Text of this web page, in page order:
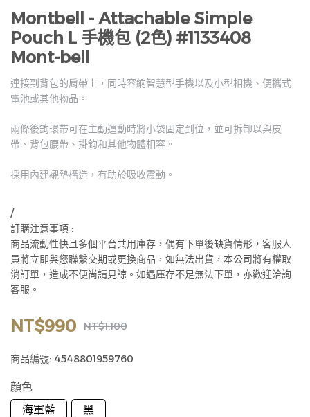
Montbell - Attachable Simple
Pouch L 手機包 (2色) #1133408
Mont-bell
連接到背包的肩帶上，同時容納智慧型手機以及小型相機、便攜式
電池或其他物品。
兩條後鉤環帶可在主動運動時將小袋固定到位，並可拆卸以與皮
帶、背包腰帶、掛鉤和其他物體相容。
採用內建襯墊構造，有助於吸收震動。
/
訂購注意事項 :
商品流動性快且多個平台共用庫存，偶有下單後缺貨情形，客服人
員將立即與您聯繫交期或更換商品，如無法出貨，本公司將有權取
消訂單，造成不便尚請見諒。如遇庫存不足無法下單，亦歡迎洽詢
客服。
NT$990 NT$1,100
商品編號: 4548801959760
顏色
海軍藍
黑